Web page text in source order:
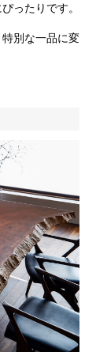
ったりです。
別な一品に変